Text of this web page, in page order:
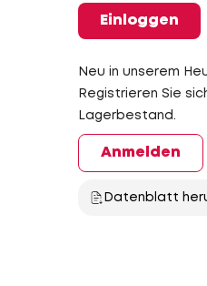
Einloggen
Neu in unserem
Registrieren Sie
Lagerbestand.
Anmelden
Datenblatt